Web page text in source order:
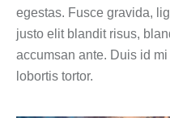
egestas. Fusce gravida,
justo elit blandit risus,
accumsan ante. Duis id
lobortis tortor.